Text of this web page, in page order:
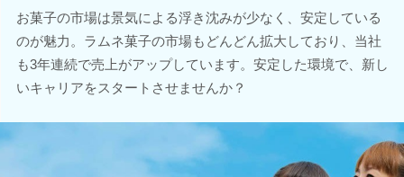
お菓子の市場は景気による浮き沈みが少なく、安定している
のが魅力。ラムネ菓子の市場もどんどん拡大しており、当社
も3年連続で売上がアップしています。安定した環境で、新し
いキャリアをスタートさせませんか？